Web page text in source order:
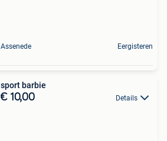
Assenede Eergisteren
sport barbie
€ 10,00 Details